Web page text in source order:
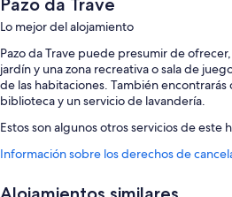
Pazo da Trave
Lo mejor del alojamiento
Pazo da Trave puede presumir de
jardín y una zona recreativa o sala de
de las habitaciones. También
biblioteca y un servicio de lavandería.
Estos son algunos otros servicios de este
Una piscina al aire libre de temporada
Información sobre los derechos de